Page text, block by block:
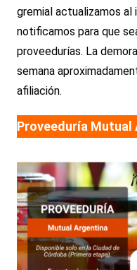
gremial actualizamos
notificamos para que
proveedurías. La
semana
afiliación.
Proveeduría Mutual